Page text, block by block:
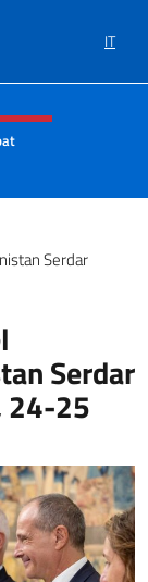
IT
menù
Serdar
Serdar
24-25